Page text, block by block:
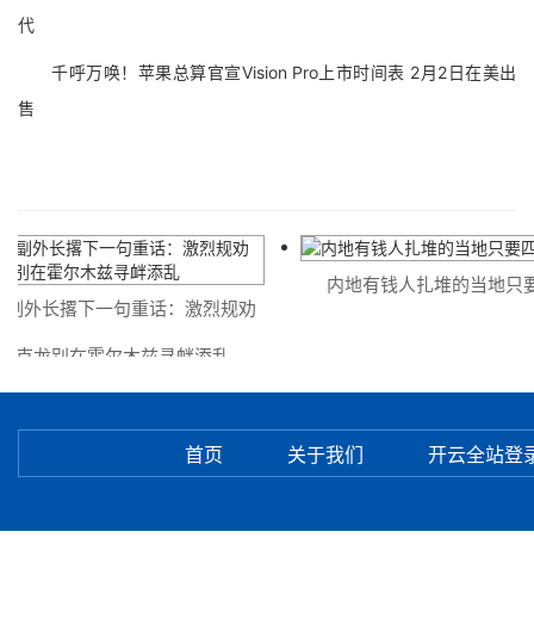
代
千呼万唤！苹果总算官宣Vision Pro上市时间表 2月2日在美出
售
外长撂下一句重话：激烈规劝
龙别在霍尔木兹寻衅添乱
内地有钱人扎堆的当地只要
首页 关于我们 开云全站登